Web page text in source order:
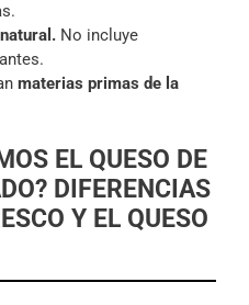
No incluye
materias primas de la
EL QUESO DE
DIFERENCIAS
Y EL QUESO